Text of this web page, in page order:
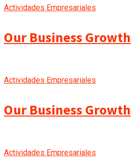
Actividades Empresariales
Our Business Growth
Actividades Empresariales
Our Business Growth
Actividades Empresariales